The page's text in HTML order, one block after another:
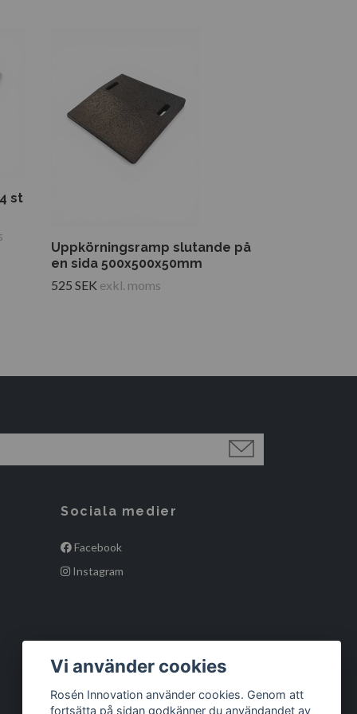
st
Uppkörningsramp slutande på
en sida 500x500x50mm
525 SEK exkl. moms
Sociala medier
Facebook
Instagram
Vi använder cookies
Rosén Innovation använder cookies. Genom att
fortsätta på sidan godkänner du användandet av